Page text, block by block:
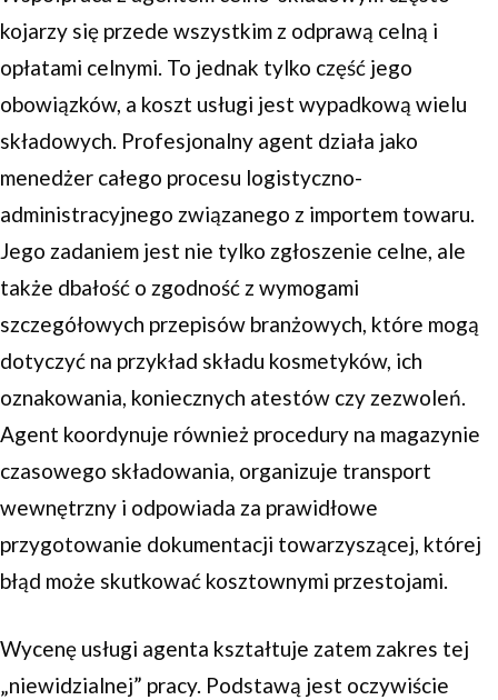
kojarzy się przede wszystkim z odprawą celną i
opłatami celnymi. To jednak tylko część jego
obowiązków, a koszt usługi jest wypadkową wielu
składowych. Profesjonalny agent działa jako
menedżer całego procesu logistyczno-
administracyjnego związanego z importem towaru.
Jego zadaniem jest nie tylko zgłoszenie celne, ale
także dbałość o zgodność z wymogami
szczegółowych przepisów branżowych, które mogą
dotyczyć na przykład składu kosmetyków, ich
oznakowania, koniecznych atestów czy zezwoleń.
Agent koordynuje również procedury na magazynie
czasowego składowania, organizuje transport
wewnętrzny i odpowiada za prawidłowe
przygotowanie dokumentacji towarzyszącej, której
błąd może skutkować kosztownymi przestojami.
Wycenę usługi agenta kształtuje zatem zakres tej
„niewidzialnej” pracy. Podstawą jest oczywiście